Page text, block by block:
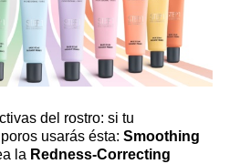
del rostro: si tu
usarás ésta: Smoothing
la Redness-Correcting